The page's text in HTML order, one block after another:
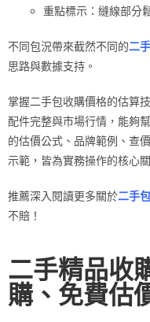
重點標示：縫線部分
不同包況帶來截然不同的二
思路與數據支持。
掌握二手包收購價格的估算
配件完整與市場行情，能夠
的估價公式、品牌範例、查
示範，皆為實務操作的核心關
推薦深入閱讀更多關於二手
不賠！
二手精品收
購、免費估